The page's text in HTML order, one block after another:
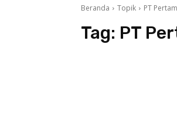
Beranda Topik PT
Tag: PT